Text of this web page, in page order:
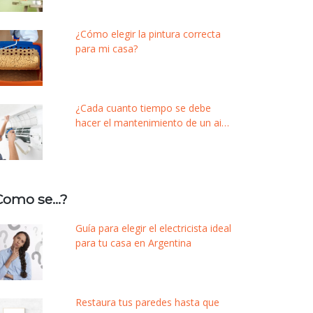
¿Cómo elegir la pintura correcta
para mi casa?
¿Cada cuanto tiempo se debe
hacer el mantenimiento de un aire
se…?
Guía para elegir el electricista ideal
para tu casa en Argentina
Restaura tus paredes hasta que